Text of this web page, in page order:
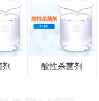
酸性杀菌剂